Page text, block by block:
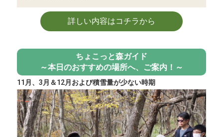
詳しい内容はコチラから
ちょこっと森ガイド
～本日のおすすめの場所へ、ご案内！～
11月、3月＆12月および積雪量が少ない時期